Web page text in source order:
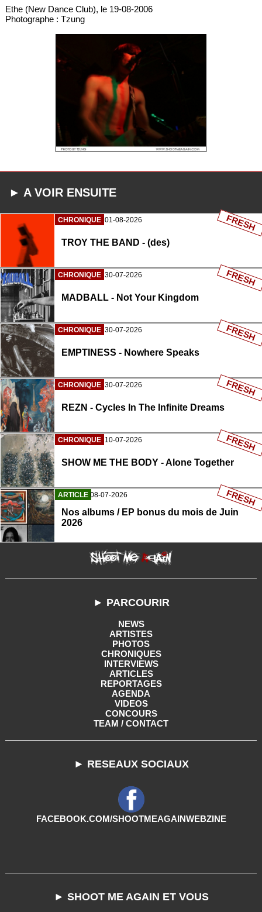
Ethe (New Dance Club), le 19-08-2006
Photographe : Tzung
► A VOIR ENSUITE
CHRONIQUE 01-08-2026
TROY THE BAND - (des)
FRESH
CHRONIQUE 30-07-2026
MADBALL - Not Your Kingdom
FRESH
CHRONIQUE 30-07-2026
EMPTINESS - Nowhere Speaks
FRESH
CHRONIQUE 30-07-2026
REZN - Cycles In The Infinite Dreams
FRESH
CHRONIQUE 10-07-2026
SHOW ME THE BODY - Alone Together
FRESH
ARTICLE 08-07-2026
Nos albums / EP bonus du mois de Juin
2026
FRESH
► PARCOURIR
NEWS
ARTISTES
PHOTOS
CHRONIQUES
INTERVIEWS
ARTICLES
REPORTAGES
AGENDA
VIDEOS
CONCOURS
TEAM / CONTACT
► RESEAUX SOCIAUX
FACEBOOK.COM/SHOOTMEAGAINWEBZINE
► SHOOT ME AGAIN ET VOUS